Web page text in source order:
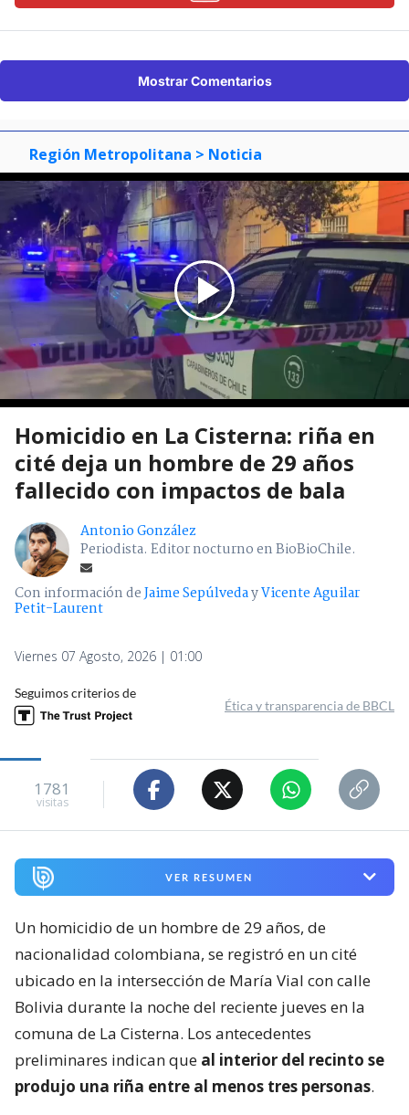
Mostrar Comentarios
Región Metropolitana > Noticia
Homicidio en La Cisterna: riña en
cité deja un hombre de 29 años
fallecido con impactos de bala
Antonio González
Periodista. Editor nocturno en BioBioChile.
Con información deJaime SepúlvedayVicente Aguilar
Petit-Laurent
Viernes 07 Agosto, 2026 | 01:00
Seguimos criterios de
Ética y transparencia de BBCL
1781
visitas
VER RESUMEN
Un homicidio de un hombre de 29 años, de
nacionalidad colombiana, se registró en un cité
ubicado en la intersección de María Vial con calle
Bolivia durante la noche del reciente jueves en la
comuna de La Cisterna. Los antecedentes
preliminares indican que al interior del recinto se
produjo una riña entre al menos tres personas.